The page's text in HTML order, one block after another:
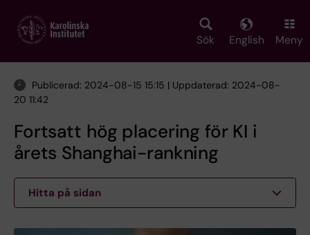
main
Sök English Meny
Publicerad: 2024-08-15 15:15 | Uppdaterad: 2024-08-
20 11:42
Fortsatt hög placering för KI i
årets Shanghai-rankning
Hitta på sidan